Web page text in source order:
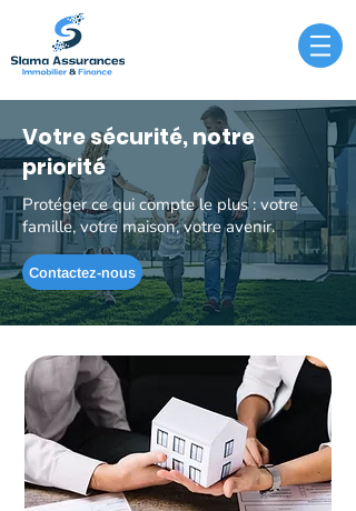
Votre sécurité, notre
priorité
Protéger ce qui compte le plus : votre
famille, votre maison, votre avenir.
Contactez-nous